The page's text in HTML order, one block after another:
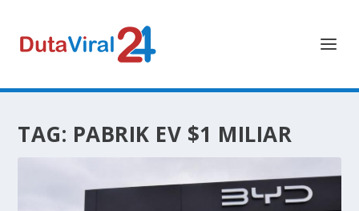
TAG: PABRIK EV $1 MILIAR